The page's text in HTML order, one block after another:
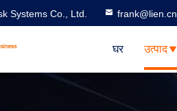
Systems Co., Ltd. frank@lien.cn
घर उत्पाद